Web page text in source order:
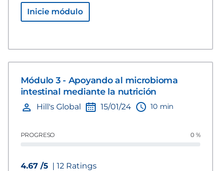
Inicie módulo
Módulo 3 - Apoyando al microbioma
intestinal mediante la nutrición
Hill's Global 15/01/24 10 min
PROGRESO 0 %
4.67 /5 | 12 Ratings